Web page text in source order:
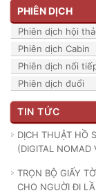
PHIÊN DỊCH
Phiên dịch hội
Phiên dịch Cabin
Phiên dịch nối
Phiên dịch đuổi
TIN TỨC
DỊCH THUẬT HỒ
(DIGITAL
TRỌN BỘ GIẤY
CHO NGUỜI ĐI